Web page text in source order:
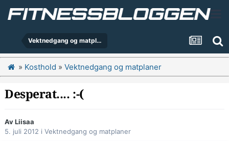
Vektnedgang og matplaner
» Kosthold » Vektnedgang og matplaner
Desperat.... :-(
AvLiisaa
5. juli 2012 i Vektnedgang og matplaner